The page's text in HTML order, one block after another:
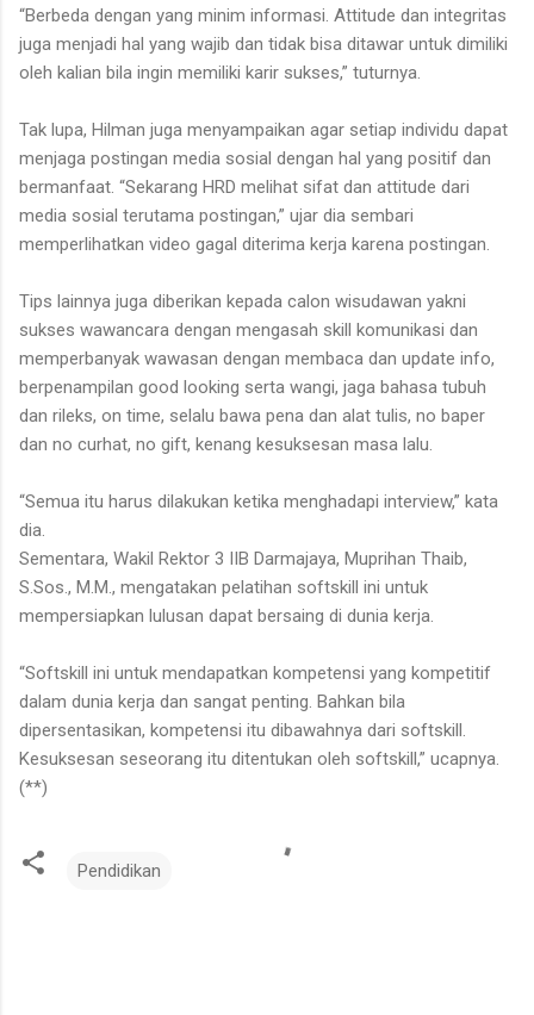
“Berbeda dengan yang minim informasi. Attitude dan integritas
juga menjadi hal yang wajib dan tidak bisa ditawar untuk dimiliki
oleh kalian bila ingin memiliki karir sukses,” tuturnya.
Tak lupa, Hilman juga menyampaikan agar setiap individu dapat
menjaga postingan media sosial dengan hal yang positif dan
bermanfaat. “Sekarang HRD melihat sifat dan attitude dari
media sosial terutama postingan,” ujar dia sembari
memperlihatkan video gagal diterima kerja karena postingan.
Tips lainnya juga diberikan kepada calon wisudawan yakni
sukses wawancara dengan mengasah skill komunikasi dan
memperbanyak wawasan dengan membaca dan update info,
berpenampilan good looking serta wangi, jaga bahasa tubuh
dan rileks, on time, selalu bawa pena dan alat tulis, no baper
dan no curhat, no gift, kenang kesuksesan masa lalu.
“Semua itu harus dilakukan ketika menghadapi interview,” kata
dia.
Sementara, Wakil Rektor 3 IIB Darmajaya, Muprihan Thaib,
S.Sos., M.M., mengatakan pelatihan softskill ini untuk
mempersiapkan lulusan dapat bersaing di dunia kerja.
“Softskill ini untuk mendapatkan kompetensi yang kompetitif
dalam dunia kerja dan sangat penting. Bahkan bila
dipersentasikan, kompetensi itu dibawahnya dari softskill.
Kesuksesan seseorang itu ditentukan oleh softskill,” ucapnya.
(**)
Pendidikan